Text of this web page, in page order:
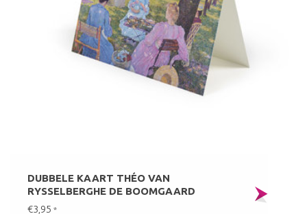
DUBBELE KAART THÉO VAN
RYSSELBERGHE DE BOOMGAARD
€3,95 *